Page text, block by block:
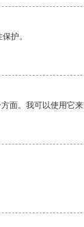
护。
面。我可以使用它